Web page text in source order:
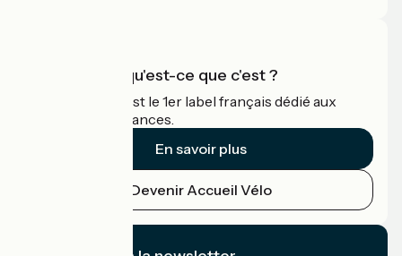
Accueil Vélo qu'est-ce que c'est ?
Accueil Vélo c'est le 1er label français dédié aux
cyclistes en vacances.
En savoir plus
Devenir Accueil Vélo